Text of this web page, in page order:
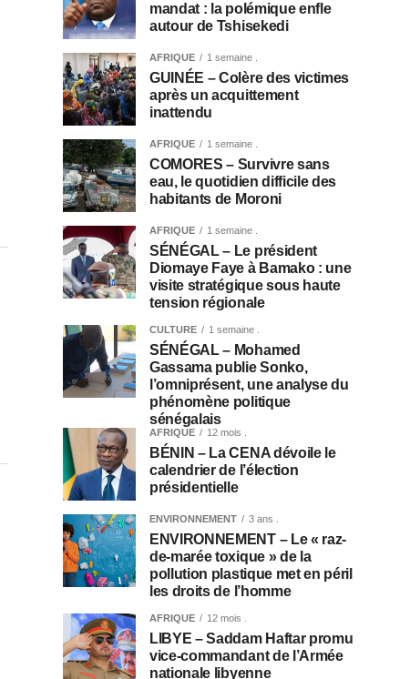
mandat : la polémique enfle
autour de Tshisekedi
AFRIQUE 1 semaine .
GUINÉE – Colère des victimes
après un acquittement
inattendu
AFRIQUE 1 semaine .
COMORES – Survivre sans
eau, le quotidien difficile des
habitants de Moroni
AFRIQUE 1 semaine .
SÉNÉGAL – Le président
Diomaye Faye à Bamako : une
visite stratégique sous haute
tension régionale
CULTURE 1 semaine .
SÉNÉGAL – Mohamed
Gassama publie Sonko,
l’omniprésent, une analyse du
phénomène politique
sénégalais
AFRIQUE 12 mois .
BÉNIN – La CENA dévoile le
calendrier de l’élection
présidentielle
ENVIRONNEMENT 3 ans .
ENVIRONNEMENT – Le « raz-
de-marée toxique » de la
pollution plastique met en péril
les droits de l’homme
AFRIQUE 12 mois .
LIBYE – Saddam Haftar promu
vice-commandant de l’Armée
nationale libyenne